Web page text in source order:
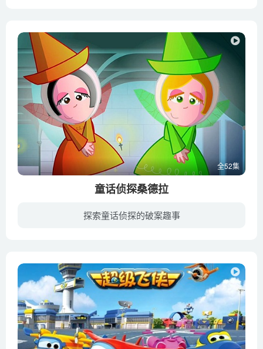
全52集
童话侦探桑德拉
探索童话侦探的破案趣事